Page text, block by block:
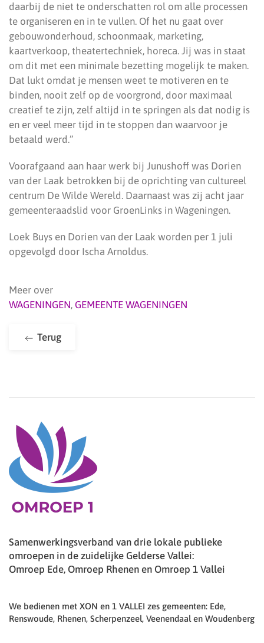
daarbij de niet te onderschatten rol om alle processen
te organiseren en in te vullen. Of het nu gaat over
gebouwonderhoud, schoonmaak, marketing,
kaartverkoop, theatertechniek, horeca. Jij was in staat
om dit met een minimale bezetting mogelijk te maken.
Dat lukt omdat je mensen weet te motiveren en te
binden, nooit zelf op de voorgrond, door maximaal
creatief te zijn, zelf altijd in te springen als dat nodig is
en er veel meer tijd in te stoppen dan waarvoor je
betaald werd.”
Voorafgaand aan haar werk bij Junushoff was Dorien
van der Laak betrokken bij de oprichting van cultureel
centrum De Wilde Wereld. Daarnaast was zij acht jaar
gemeenteraadslid voor GroenLinks in Wageningen.
Loek Buys en Dorien van der Laak worden per 1 juli
opgevolgd door Ischa Arnoldus.
Meer over
WAGENINGEN, GEMEENTE WAGENINGEN
Terug
Samenwerkingsverband van drie lokale publieke
omroepen in de zuidelijke Gelderse Vallei:
Omroep Ede, Omroep Rhenen en Omroep 1 Vallei
We bedienen met XON en 1 VALLEI zes gemeenten: Ede,
Renswoude, Rhenen, Scherpenzeel, Veenendaal en Woudenberg